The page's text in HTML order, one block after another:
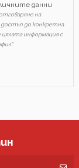
данни
на
достъп до конкретна
информация с